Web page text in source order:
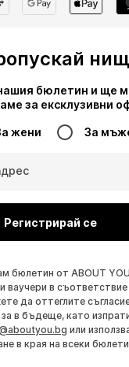
бюлетин и ще
за ексклузивни
жени За
Регистрирай се
бюлетин от ABOUT
ваучери в съответствие
да оттеглите
в бъдеще, като
или
в края на всеки